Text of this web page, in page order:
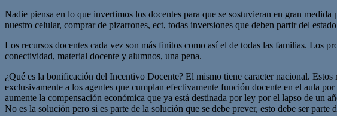
Nadie piensa en lo que invertimos los docentes para que se sostuvieran en gran
nuestro celular, comprar de pizarrones, ect, todas inversiones que deben partir del
Los recursos docentes cada vez son más finitos como así el de todas las familias. Los
conectividad, material docente y alumnos, una pena.
¿Qué es la bonificación del Incentivo Docente? El mismo tiene caracter nacional.
exclusivamente a los agentes que cumplan efectivamente función docente en el aula
aumente la compensación económica que ya está destinada por ley por el lapso de un
No es la solución pero si es parte de la solución que se debe prever, esto debe ser